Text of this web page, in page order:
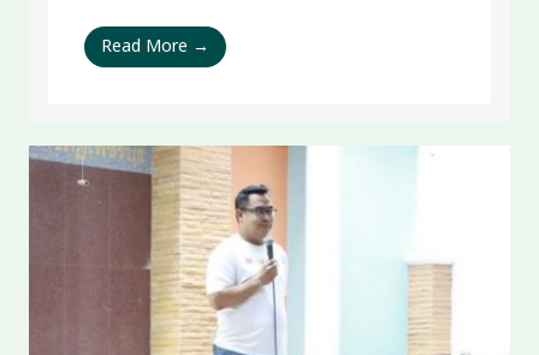
Read More →